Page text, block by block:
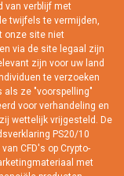
van verblijf met
twijfels te vermijden,
onze site niet
via de site legaal zijn
zijn voor uw land
te verzoeken
als ze "voorspelling"
voor verhandeling en
wettelijk vrijgesteld. De
PS20/10
CFD's op Crypto-
met